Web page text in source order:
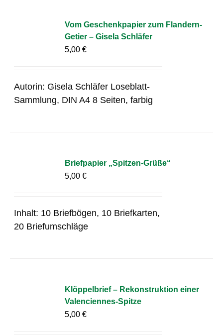
Vom Geschenkpapier zum Flandern-
Getier – Gisela Schläfer
5,00€
Autorin: Gisela Schläfer Loseblatt-
Sammlung, DIN A4 8 Seiten, farbig
Briefpapier „Spitzen-Grüße“
5,00€
Inhalt: 10 Briefbögen, 10 Briefkarten,
20 Briefumschläge
Klöppelbrief – Rekonstruktion einer
Valenciennes-Spitze
5,00€